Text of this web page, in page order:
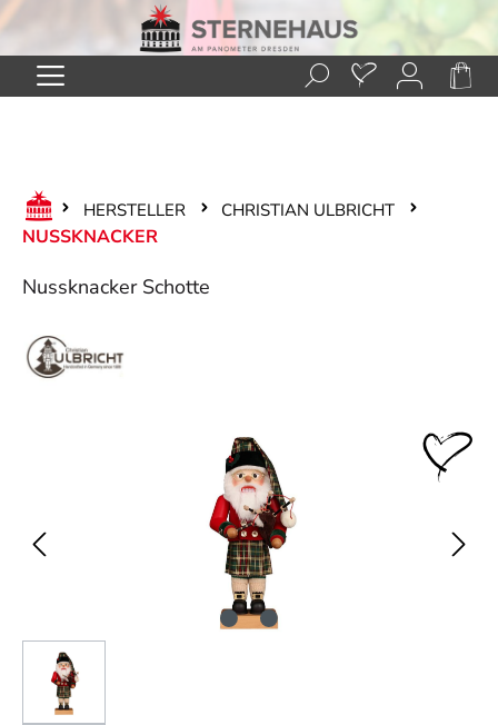
Zum Hauptinhalt springen
HERSTELLER CHRISTIAN ULBRICHT
NUSSKNACKER
Nussknacker Schotte
Bildergalerie überspringen